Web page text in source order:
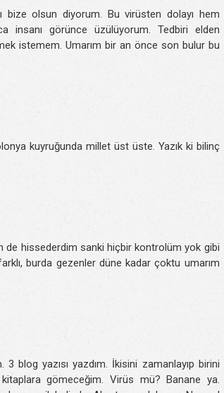
bize olsun diyorum. Bu virüsten dolayı hem
insanı görünce üzülüyorum. Tedbiri elden
istemem. Umarım bir an önce son bulur bu
kuyruğunda millet üst üste. Yazık ki bilinç
de hissederdim sanki hiçbir kontrolüm yok gibi
burda gezenler düne kadar çoktu umarım
blog yazısı yazdım. İkisini zamanlayıp birini
kitaplara gömeceğim. Virüs mü? Banane ya.